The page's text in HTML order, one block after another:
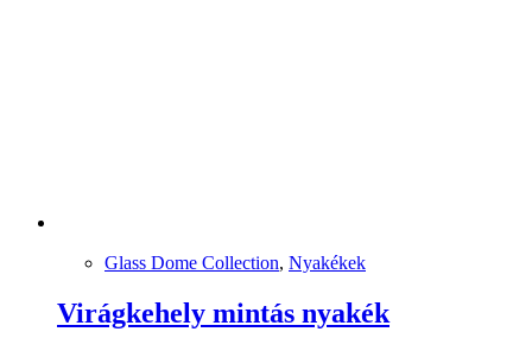
Glass Dome Collection, Nyakékek
Virágkehely mintás nyakék